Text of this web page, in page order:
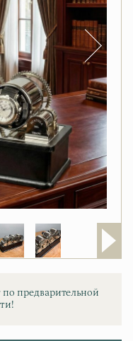
предварительной